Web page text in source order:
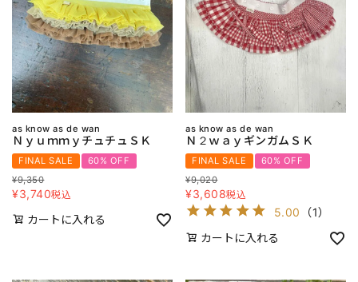
as know as de wan
ＮｙｕｍｍｙチュチュＳＫ
FINAL SALE
60% OFF
¥9,350
¥3,740税込
カートに入れる
as know as de wan
Ｎ２ｗａｙギンガムＳＫ
FINAL SALE
60% OFF
¥9,020
¥3,608税込
5.00 （1）
カートに入れる